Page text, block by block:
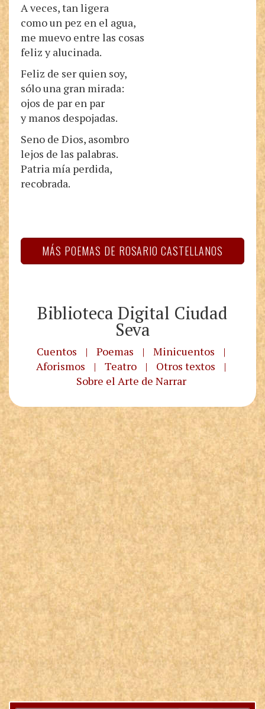
A veces, tan ligera
como un pez en el agua,
me muevo entre las cosas
feliz y alucinada.
Feliz de ser quien soy,
sólo una gran mirada:
ojos de par en par
y manos despojadas.
Seno de Dios, asombro
lejos de las palabras.
Patria mía perdida,
recobrada.
MÁS POEMAS DE ROSARIO CASTELLANOS
Biblioteca Digital Ciudad
Seva
Cuentos | Poemas | Minicuentos
|
Aforismos
| Teatro | Otros textos
|
Sobre el Arte de Narrar